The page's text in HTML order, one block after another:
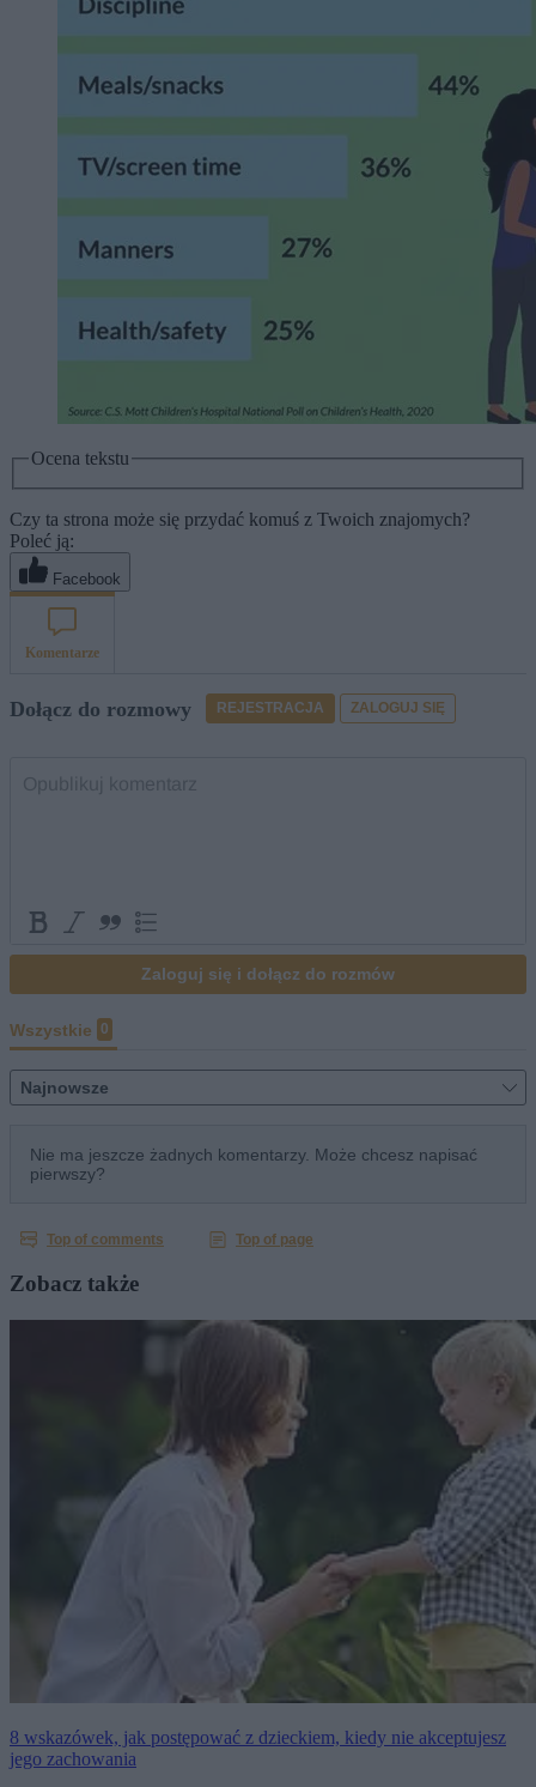
Ocena tekstu
Czy ta strona może się przydać komuś z Twoich znajomych?
Poleć ją:
Facebook
Zobacz także
8 wskazówek, jak postępować z dzieckiem, kiedy nie akceptujesz
jego zachowania